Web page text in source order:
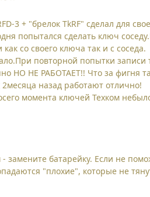
3 + "брелок TkRF" сделал для
попытался сделать ключ
со своего ключа так и с соседа.
повторной попытки
НО НЕ РАБОТАЕТ!! Что за фигня
назад работают отлично!
момента ключей Техком
замените батарейку. Если не
"плохие", которые не